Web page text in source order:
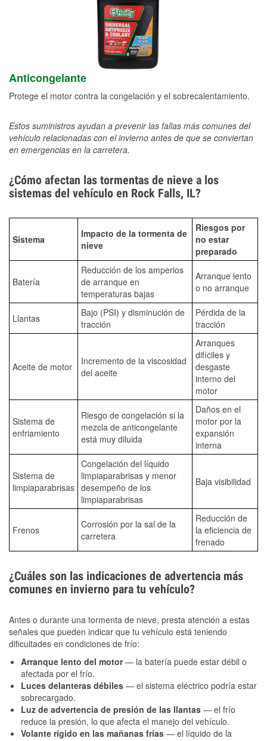
Anticongelante
Protege el motor contra la congelación y el sobrecalentamiento.
Estos suministros ayudan a prevenir las fallas más comunes del
vehículo relacionadas con el invierno antes de que se conviertan
en emergencias en la carretera.
¿Cómo afectan las tormentas de nieve a los
sistemas del vehículo en Rock Falls, IL?
Sistema
Impacto de la tormenta de
nieve
Riesgos por
no estar
preparado
Batería
Reducción de los amperios
de arranque en
temperaturas bajas
Arranque lento
o no arranque
Llantas
Bajo (PSI) y disminución de
tracción
Pérdida de la
tracción
Aceite de motor
Incremento de la viscosidad
del aceite
Arranques
difíciles y
desgaste
interno del
motor
Sistema de
enfriamiento
Riesgo de congelación si la
mezcla de anticongelante
está muy diluida
Daños en el
motor por la
expansión
interna
Sistema de
limpiaparabrisas
Congelación del líquido
limpiaparabrisas y menor
desempeño de los
limpiaparabrisas
Baja visibilidad
Frenos
Corrosión por la sal de la
carretera
Reducción de
la eficiencia de
frenado
¿Cuáles son las indicaciones de advertencia más
comunes en invierno para tu vehículo?
Antes o durante una tormenta de nieve, presta atención a estas
señales que pueden indicar que tu vehículo está teniendo
dificultades en condiciones de frío:
Arranque lento del motor— la batería puede estar débil o
afectada por el frío.
Luces delanteras débiles — el sistema eléctrico podría estar
sobrecargado.
Luz de advertencia de presión de las llantas — el frío
reduce la presión, lo que afecta el manejo del vehículo.
Volante rígido en las mañanas frías — el líquido de la